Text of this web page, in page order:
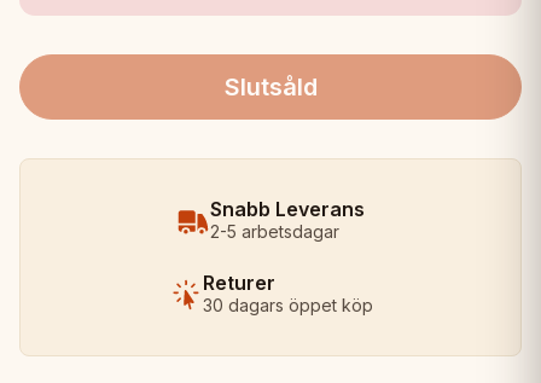
Slutsåld
Snabb Leverans
2-5 arbetsdagar
Returer
30 dagars öppet köp